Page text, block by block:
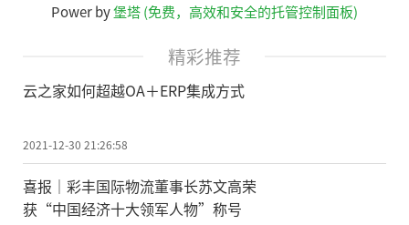
Power by堡塔 (免费，高效和安全的托管控制面板)
精彩推荐
云之家如何超越OA＋ERP集成方式
2021-12-30 21:26:58
喜报｜彩丰国际物流董事长苏文高荣
获“中国经济十大领军人物”称号